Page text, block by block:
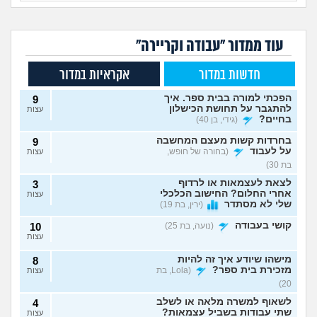
עוד ממדור "עבודה וקריירה"
חדשות במדור אקראיות במדור
הפכתי למורה בבית ספר. איך
להתגבר על תחושת הכישלון
בחיים?
(גידי, בן 40)
9
עצות
בחרדות קשות מעצם המחשבה
על לעבוד
(בחורה של חופש,
בת 30)
9
עצות
לצאת לעצמאות או לרדוף
אחרי החלום? החישוב הכלכלי
שלי לא מסתדר
(ירין, בת 19)
3
עצות
קושי בעבודה (נועה, בת 25) 10
עצות
מישהו שיודע איך זה להיות
מזכירת בית ספר?
(Lola, בת
20)
8
עצות
לשאוף למשרה מלאה או לשלב
שתי עבודות בשביל עצמאות?
4
עצות